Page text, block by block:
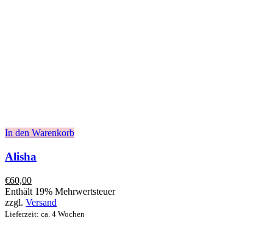
In den Warenkorb
Alisha
€60,00
Enthält 19% Mehrwertsteuer
zzgl. Versand
Lieferzeit: ca. 4 Wochen